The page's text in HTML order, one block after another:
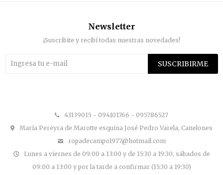
43139015 - 094101766 - 095786527
María Pereyra de Marotte esquina José Pedro Varela, Canelones
ropadecampo1977@hotmail.com
Lunes a viernes de 09:00 a 13:00 y de 15:30 a 19:30, sábados de
09:00 a 13:00 y por la tarde a confirmar (15:30 a 19:30)
Newsletter
¡Suscribite y recibí todas nuestras novedades!
SUSCRIBIRME